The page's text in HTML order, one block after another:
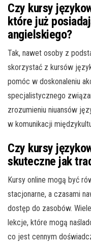
Czy kursy
które już
angielskiego?
Tak, nawet osoby z
skorzystać z kursów
pomóc w doskonaleniu
specjalistycznego
zrozumieniu niuansów
w komunikacji
Czy kursy
skuteczne jak
Kursy online mogą być
stacjonarne, a czasami
dostęp do zasobów.
lekcje, które mogą
co jest cennym